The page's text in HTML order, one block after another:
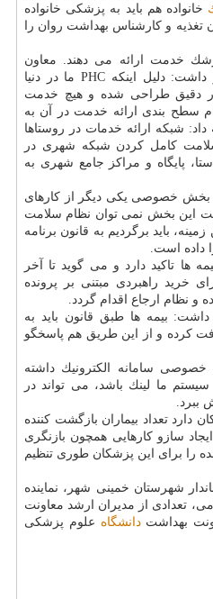
خانواده هم باید به پزشكی خانواده
تغذیه و كارشناس بهداشت روان را
خدمت ارائه می دهند. معاون
بهداشت وزارت بهداشت اظهار داشت: دلیل اینكه PHC ما در دنیا
دقیق طراحی شده و هیچ خدمت
سطح بندی ارائه خدمت در آن به
شبكه ارائه خدمات در روستاها
كامل كردن شبكه شهری در
پایگاه و مراكز جامع شهری به
بخش خصوصی یكی دیگر از كارهای
این بخش نمی توان نظام سلامت
باید برگردیم به قانون برنامه
داده است.
ها تاكید دارد و می گوید تا آخر
خرید راهبردی مبتنی بر پرونده
و نظام ارجاع اقدام گردد.
بیمه ها طبق قانون باید به
كرده و از این طریق هم پاسخگو
سامانه الكترونیك داشته
ما لینك باشد، می تواند در
ببرد.
دارد تعداد بیماران بازگشت كننده
سازو كارهایی همچون بازنگری
را برای این پزشكان طوری تنظیم
شهرستان خمینی شهر، نماینده
تعدادی از مدیران ارشد معاونت
بهداشتدانشگاه علوم پزشكی